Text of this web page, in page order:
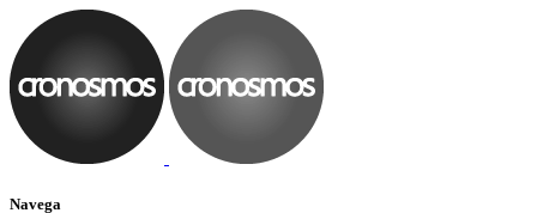
Navega